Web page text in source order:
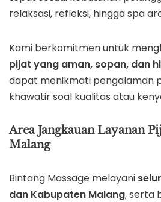
relaksasi, refleksi, hingga spa
Kami berkomitmen untuk
pijat yang aman, sopan, dan
dapat menikmati pengalaman
khawatir soal kualitas atau
Area Jangkauan Layanan
Malang
Bintang Massage melayani
dan Kabupaten Malang, serta